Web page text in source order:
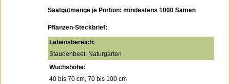
Saatgutmenge je Portion: mindestens 1000 Samen
Pflanzen-Steckbrief:
Lebensbereich:
Staudenbeet, Naturgarten
Wuchshöhe:
40 bis 70 cm, 70 bis 100 cm